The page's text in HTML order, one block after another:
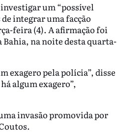
um “possível
integrar uma facção
feira (4). A afirmação foi
na noite desta quarta-
exagero pela polícia”, disse
algum exagero”,
invasão promovida por